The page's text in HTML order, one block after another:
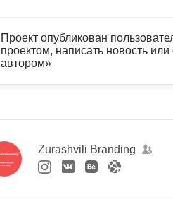
Проект опубликован
проектом, написать новость
автором»
Zurashvili Branding